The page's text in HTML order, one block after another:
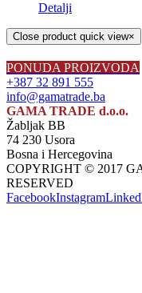
Detalji
Close product quick view×
PONUDA PROIZVODA
+387 32 891 555
info@gamatrade.ba
GAMA TRADE d.o.o.
Žabljak BB
74 230 Usora
Bosna i Hercegovina
COPYRIGHT © 2017
RESERVED
FacebookInstagram